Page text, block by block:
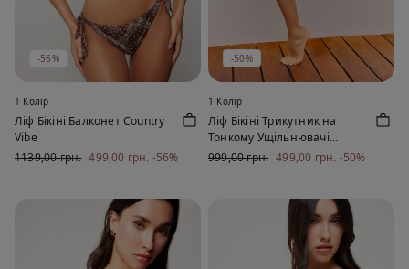
-56%
1 Колір
Ліф Бікіні Балконет Country
Vibe
1139,00 грн. 499,00 грн. -56%
-50%
1 Колір
Ліф Бікіні Трикутник на
Тонкому Ущільнювачі
Country Vibe
999,00 грн. 499,00 грн. -50%